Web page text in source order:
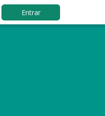
Entrar